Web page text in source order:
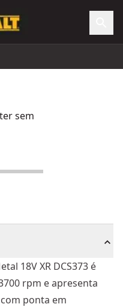
sem
18V XR DCS373 é
rpm e apresenta
ponta em